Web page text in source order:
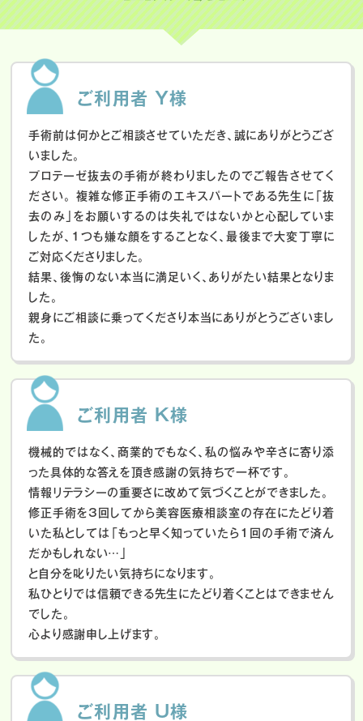
ご利用者 Y様
手術前は何かとご相談させていただき、誠にありがとうござ
いました。
プロテーゼ抜去の手術が終わりましたのでご報告させてく
ださい。
複雑な修正手術のエキスパートである先生に「抜
去のみ」をお願いするのは失礼ではないかと心配していま
したが、１つも嫌な顔をすることなく、最後まで大変丁寧に
ご対応くださりました。
結果、後悔のない本当に満足いく、ありがたい結果となりま
した。
親身にご相談に乗ってくださり本当にありがとうございまし
た。
ご利用者 K様
機械的ではなく、商業的でもなく、私の悩みや辛さに寄り添
った具体的な答えを頂き感謝の気持ちで一杯です。
情報リテラシーの重要さに改めて気づくことができました。
修正手術を3回してから美容医療相談室の存在にたどり着
いた私としては「もっと早く知っていたら1回の手術で済ん
だかもしれない…」
と自分を叱りたい気持ちになります。
私ひとりでは信頼できる先生にたどり着くことはできません
でした。
心より感謝申し上げます。
ご利用者 U様